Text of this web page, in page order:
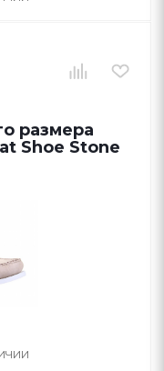
размера
Shoe Stone